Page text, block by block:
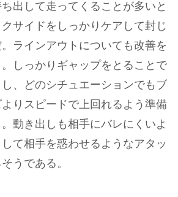
ち出して走ってくることが多いと
サイドをしっかりケアして封じ
ラインアウトについても改善を
しっかりギャップをとることで
、どのシチュエーションでもブ
りスピードで上回れるよう準備
動き出しも相手にバレにくいよ
て相手を惑わせるようなアタッ
うである。